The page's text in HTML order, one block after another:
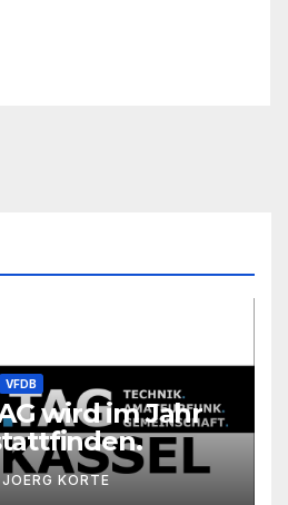
VFDB
wird im Jahr
JOERG KORTE